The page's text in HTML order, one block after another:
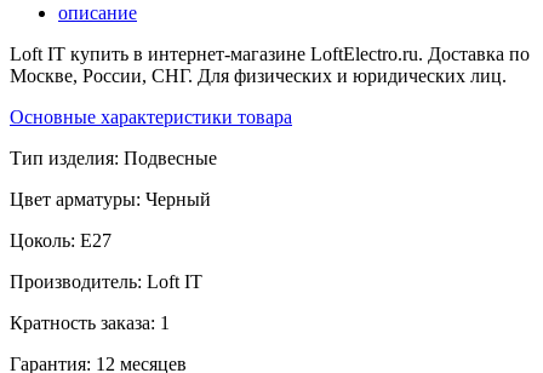
описание
Loft IT купить в интернет-магазине LoftElectro.ru. Доставка по
Москве, России, СНГ. Для физических и юридических лиц.
Основные характеристики товара
Тип изделия: Подвесные
Цвет арматуры: Черный
Цоколь: E27
Производитель: Loft IT
Кратность заказа: 1
Гарантия: 12 месяцев